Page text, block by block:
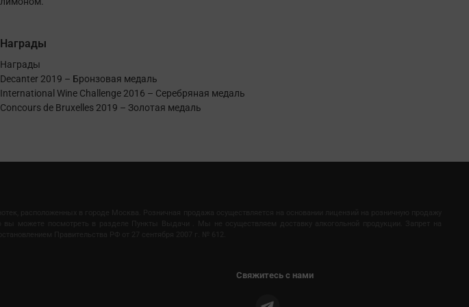
Награды
Награды
Decanter 2019 – Бронзовая медаль
International Wine Challenge 2016 – Серебряная медаль
Concours de Bruxelles 2019 – Золотая медаль
Свяжитесь с нами